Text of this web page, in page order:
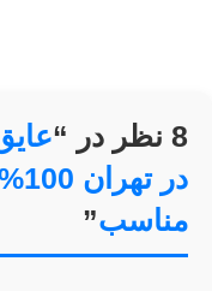
8 نظر در “
در
مناسب”